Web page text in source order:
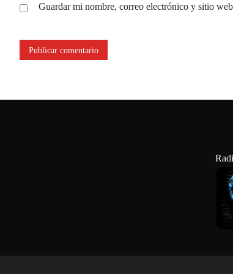
Guardar mi nombre, correo electrónico y sitio